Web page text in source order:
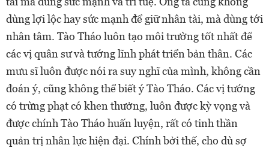
dùng lợi lộc hay sức mạnh để giữ nhân tài, mà dùng tới
nhân tâm. Tào Tháo luôn tạo môi trường tốt nhất để
các vị quân sư và tướng lĩnh phát triển bản thân. Các
mưu sĩ luôn được nói ra suy nghĩ của mình, không cần
đoán ý, cũng không thể biết ý Tào Tháo. Các vị tướng
có trừng phạt có khen thưởng, luôn được kỳ vọng và
được chính Tào Tháo huấn luyện, rất có tinh thần
quản trị nhân lực hiện đại. Chính bởi thế, cho dù sợ